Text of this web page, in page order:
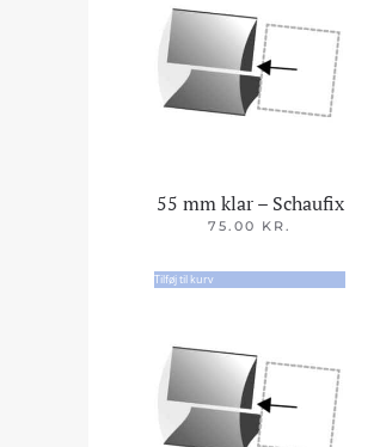
55 mm klar – Schaufix
75.00 KR.
Tilføj til kurv